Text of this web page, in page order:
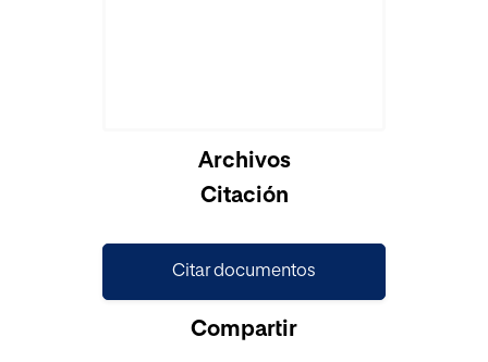
Archivos
Citación
Citar documentos
Compartir